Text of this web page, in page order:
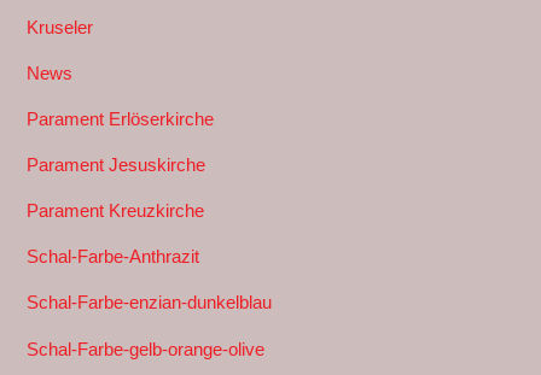
Kruseler
News
Parament Erlöserkirche
Parament Jesuskirche
Parament Kreuzkirche
Schal-Farbe-Anthrazit
Schal-Farbe-enzian-dunkelblau
Schal-Farbe-gelb-orange-olive